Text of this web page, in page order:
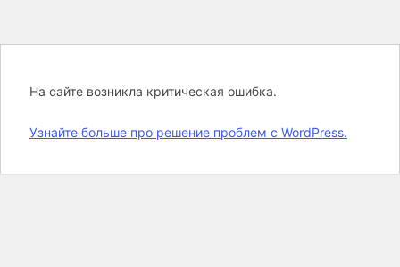
На сайте возникла критическая ошибка.
Узнайте больше про решение проблем с WordPress.